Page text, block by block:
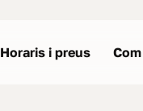
Horaris i preus